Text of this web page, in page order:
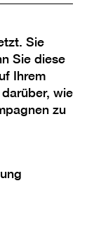
Sie
Sie diese
Ihrem
wie
zu